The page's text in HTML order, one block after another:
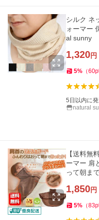
シルク ネ
ォーマー
al sunny
1,320円
5% （60
5日以内に発
natural
【送料無
ーマー 肩
って朝ま
1,850円
5% （83